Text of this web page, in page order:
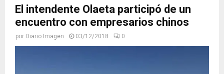
El intendente Olaeta participó de un
encuentro con empresarios chinos
por Diario Imagen 03/12/2018 0